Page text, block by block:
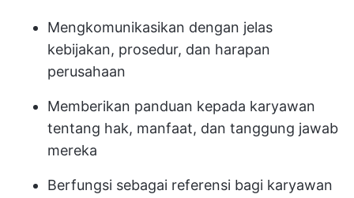
Mengkomunikasikan dengan jelas
kebijakan, prosedur, dan harapan
perusahaan
Memberikan panduan kepada karyawan
tentang hak, manfaat, dan tanggung jawab
mereka
Berfungsi sebagai referensi bagi karyawan